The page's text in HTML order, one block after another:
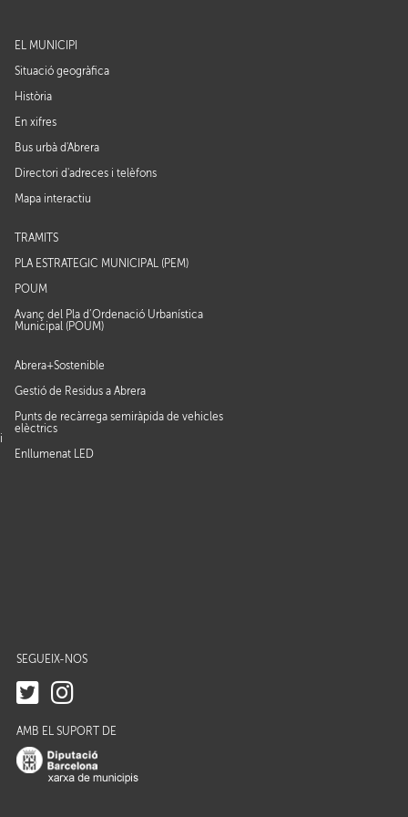
EL MUNICIPI
Situació geogràfica
Història
En xifres
Bus urbà d'Abrera
Directori d'adreces i telèfons
Mapa interactiu
TRÀMITS
PLA ESTRATÈGIC MUNICIPAL (PEM)
POUM
Avanç del Pla d’Ordenació Urbanística
Municipal (POUM)
Abrera+Sostenible
Gestió de Residus a Abrera
Punts de recàrrega semiràpida de vehicles
elèctrics
Enllumenat LED
SEGUEIX-NOS
AMB EL SUPORT DE